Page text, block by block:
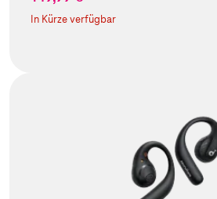
In Kürze verfügbar